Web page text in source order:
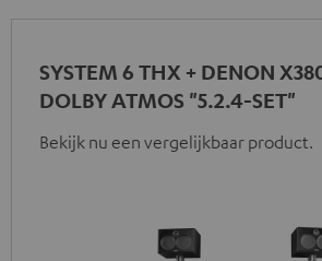
SYSTEM 6 THX + DENON
DOLBY ATMOS "5.2.4-SET"
Bekijk nu een vergelijkbaar product.